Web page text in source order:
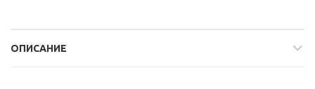
ОПИСАНИЕ